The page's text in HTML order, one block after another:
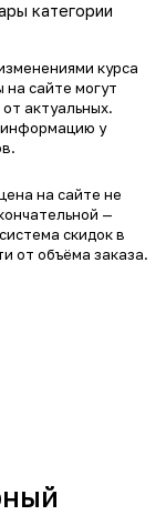
категории
курса
сайте могут
от актуальных.
у
на сайте не
—
скидок в
от объёма заказа.